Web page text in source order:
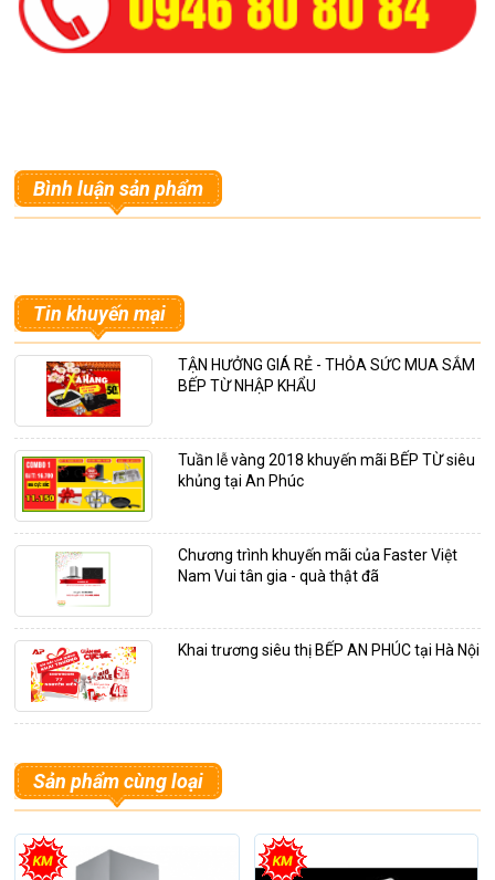
Bình luận sản phẩm
Tin khuyến mại
TẬN HƯỞNG GIÁ RẺ - THỎA SỨC MUA SẮM
BẾP TỪ NHẬP KHẨU
Tuần lễ vàng 2018 khuyến mãi BẾP TỪ siêu
khủng tại An Phúc
Chương trình khuyến mãi của Faster Việt
Nam Vui tân gia - quà thật đã
Khai trương siêu thị BẾP AN PHÚC tại Hà Nội
Sản phẩm cùng loại